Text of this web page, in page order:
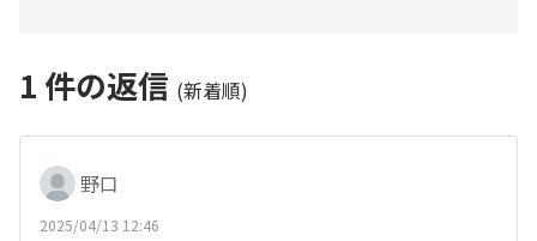
1 件の返信 (新着順)
野口
2025/04/13 12:46